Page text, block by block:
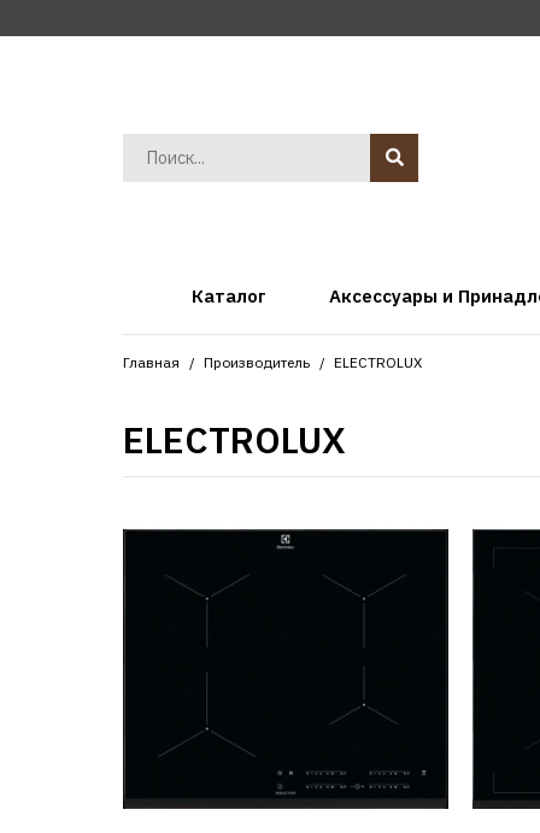
Каталог Аксессуары и
Главная Производитель ELECTROLUX
ELECTROLUX